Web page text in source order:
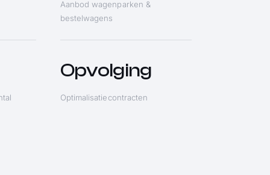
Aanbod wagenparken &
bestelwagens
Opvolging
Optimalisatiecontracten